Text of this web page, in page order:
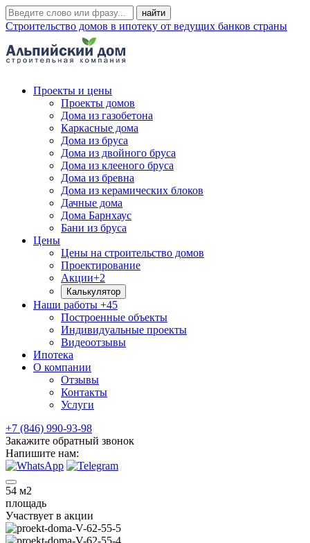
Строительство домов в ипотеку от ведущих банков страны
Проекты и цены
Проекты домов
Дома из газобетона
Каркасные дома
Дома из бруса
Дома из двойного бруса
Дома из клееного бруса
Дома из бревна
Дома из керамических блоков
Дачные дома
Дома Барнхаус
Бани из бруса
Цены
Цены на строительство домов
Проектирование
Акции+2
Калькулятор
Наши работы +45
Построенные объекты
Индивидуальные проекты
Видеоотзывы
Ипотека
О компании
Отзывы
Контакты
Услуги
+7 (846) 990-93-98
Закажите обратный звонок
Напишите нам:
54 м2
площадь
Участвует в акции